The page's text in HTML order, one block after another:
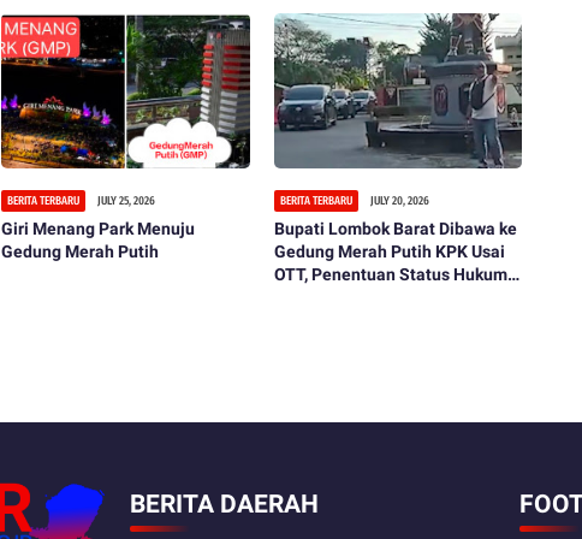
BERITA TERBARU JULY 25, 2026
Giri Menang Park Menuju
Gedung Merah Putih
BERITA TERBARU JULY 20, 2026
Bupati Lombok Barat Dibawa ke
Gedung Merah Putih KPK Usai
OTT, Penentuan Status Hukum
BERITA DAERAH